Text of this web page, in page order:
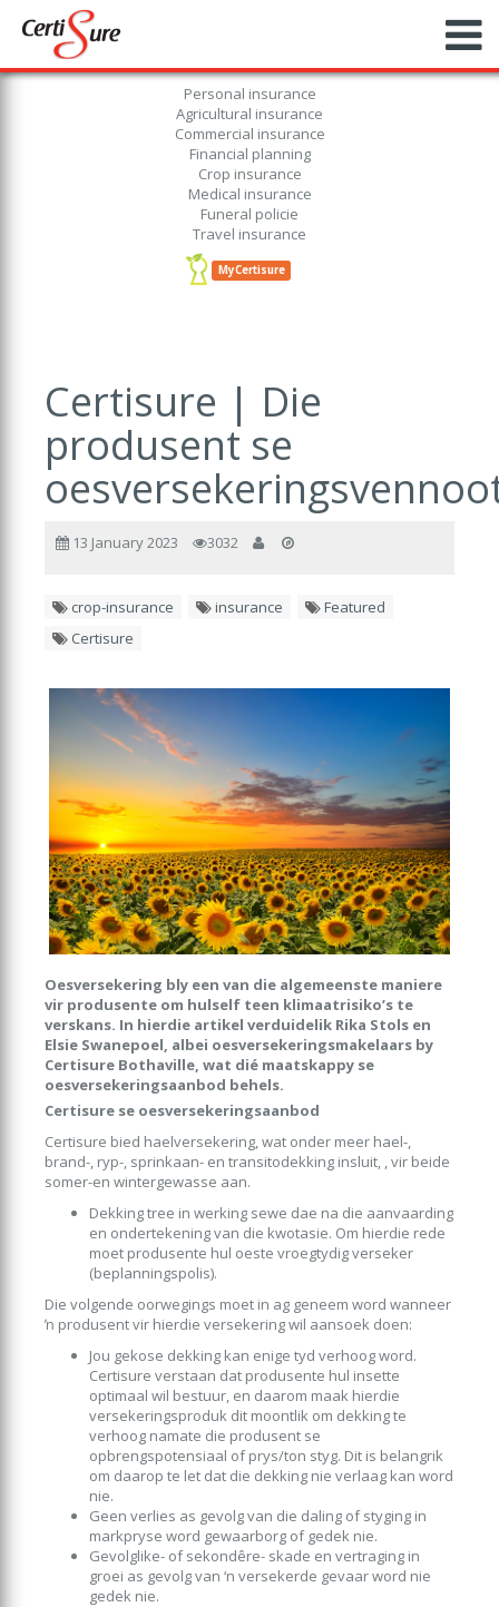
Personal insurance
Agricultural insurance
Commercial insurance
Financial planning
Crop insurance
Medical insurance
Funeral policie
Travel insurance
MyCertisure
Certisure | Die
produsent se
13 January 2023 3032
crop-insurance insurance
Featured
Certisure
Oesversekering bly een van die algemeenste maniere
vir produsente om hulself teen klimaatrisiko’s te
verskans. In hierdie artikel verduidelik Rika Stols en
Elsie Swanepoel, albei oesversekeringsmakelaars by
Certisure Bothaville, wat dié maatskappy se
oesversekeringsaanbod behels.
Certisure se oesversekeringsaanbod
Certisure bied haelversekering, wat onder meer hael-,
brand-, ryp-, sprinkaan- en transitodekking insluit, , vir beide
somer-en wintergewasse aan.
Dekking tree in werking sewe dae na die aanvaarding
en ondertekening van die kwotasie. Om hierdie rede
moet produsente hul oeste vroegtydig verseker
(beplanningspolis).
Die volgende oorwegings moet in ag geneem word wanneer
ŉ produsent vir hierdie versekering wil aansoek doen:
Jou gekose dekking kan enige tyd verhoog word.
Certisure verstaan dat produsente hul insette
optimaal wil bestuur, en daarom maak hierdie
versekeringsproduk dit moontlik om dekking te
verhoog namate die produsent se
opbrengspotensiaal of prys/ton styg. Dit is belangrik
om daarop te let dat die dekking nie verlaag kan word
nie.
Geen verlies as gevolg van die daling of styging in
markpryse word gewaarborg of gedek nie.
Gevolglike- of sekondêre- skade en vertraging in
groei as gevolg van ‘n versekerde gevaar word nie
gedek nie.